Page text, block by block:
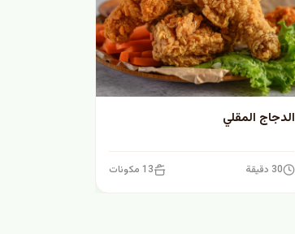
الدجاج المقلي
30 دقيقة 13 مكونات